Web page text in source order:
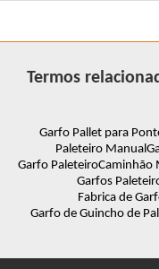
Termos
Garfo Pallet para
Paleteiro Manual
Garfo PaleteiroCaminhão
Garfos
Fabrica de
Garfo de Guincho de